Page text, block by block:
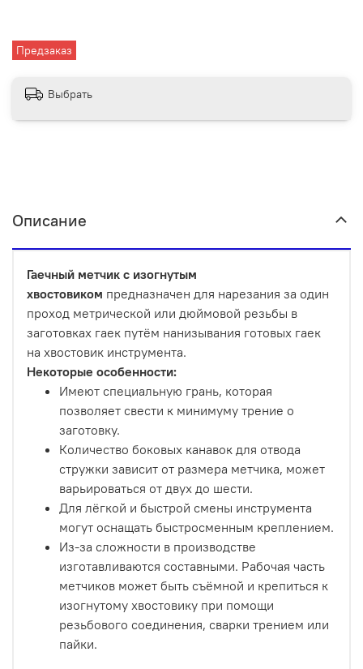
Предзаказ
Выбрать
Описание
Гаечный метчик с изогнутым
хвостовиком предназначен для нарезания за один
проход метрической или дюймовой резьбы в
заготовках гаек путём нанизывания готовых гаек
на хвостовик инструмента.
Некоторые особенности:
Имеют специальную грань, которая
позволяет свести к минимуму трение о
заготовку.
Количество боковых канавок для отвода
стружки зависит от размера метчика, может
варьироваться от двух до шести.
Для лёгкой и быстрой смены инструмента
могут оснащать быстросменным креплением.
Из-за сложности в производстве
изготавливаются составными. Рабочая часть
метчиков может быть съёмной и крепиться к
изогнутому хвостовику при помощи
резьбового соединения, сварки трением или
пайки.